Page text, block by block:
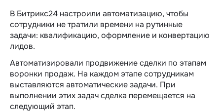
В Битрикс24 настроили автоматизацию, чтобы
сотрудники не тратили времени на рутинные
задачи: квалификацию, оформление и конвертацию
лидов.
Автоматизировали продвижение сделки по этапам
воронки продаж. На каждом этапе сотрудникам
выставляются автоматические задачи. При
выполнении этих задач сделка перемещается на
следующий этап.